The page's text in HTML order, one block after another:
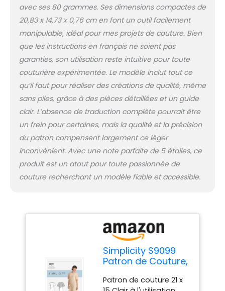
avec ses 80 grammes. Ses dimensions compactes de
20,83 x 14,73 x 0,76 cm en font un outil facilement
manipulable, idéal pour mes projets de couture. Bien
que les instructions en français ne soient pas
garanties, son utilisation reste intuitive pour toute
couturière expérimentée. Le modèle inclut tout ce
qu’il faut pour réaliser des créations de qualité, même
sans piles, grâce à des pièces détaillées et un guide
clair. L’absence de traduction complète pourrait être
un frein pour certaines, mais la qualité et la précision
du patron compensent largement ce léger
inconvénient. Avec une note parfaite de 5 étoiles, ce
produit est un atout pour toute passionnée de
couture recherchant un modèle fiable et accessible.
Simplicity S9099
Patron de Couture,
(6-8-10-12-14)
Patron de couture 21 x